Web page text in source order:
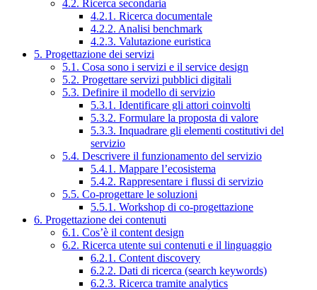
4.2. Ricerca secondaria
4.2.1. Ricerca documentale
4.2.2. Analisi benchmark
4.2.3. Valutazione euristica
5. Progettazione dei servizi
5.1. Cosa sono i servizi e il service design
5.2. Progettare servizi pubblici digitali
5.3. Definire il modello di servizio
5.3.1. Identificare gli attori coinvolti
5.3.2. Formulare la proposta di valore
5.3.3. Inquadrare gli elementi costitutivi del
servizio
5.4. Descrivere il funzionamento del servizio
5.4.1. Mappare l’ecosistema
5.4.2. Rappresentare i flussi di servizio
5.5. Co-progettare le soluzioni
5.5.1. Workshop di co-progettazione
6. Progettazione dei contenuti
6.1. Cos’è il content design
6.2. Ricerca utente sui contenuti e il linguaggio
6.2.1. Content discovery
6.2.2. Dati di ricerca (search keywords)
6.2.3. Ricerca tramite analytics